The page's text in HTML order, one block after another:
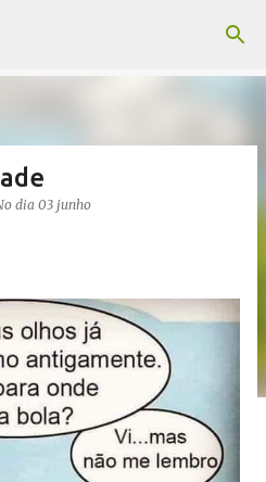
conteúdo principal
dia 03 junho